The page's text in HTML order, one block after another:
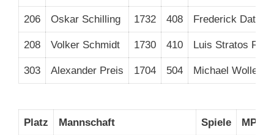
206 Oskar Schilling 1732 408 Frederick Dathe
208 Volker Schmidt 1730 410 Luis Stratos
303 Alexander Preis 1704 504 Michael
Platz Mannschaft Spiele MP